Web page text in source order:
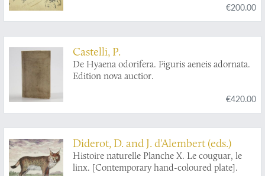
€200.00
Castelli, P.
De Hyaena odorifera. Figuris aeneis adornata.
Edition nova auctior.
€420.00
Diderot, D. and J. d'Alembert (eds.)
Histoire naturelle Planche X. Le couguar, le
linx. [Contemporary hand-coloured plate].